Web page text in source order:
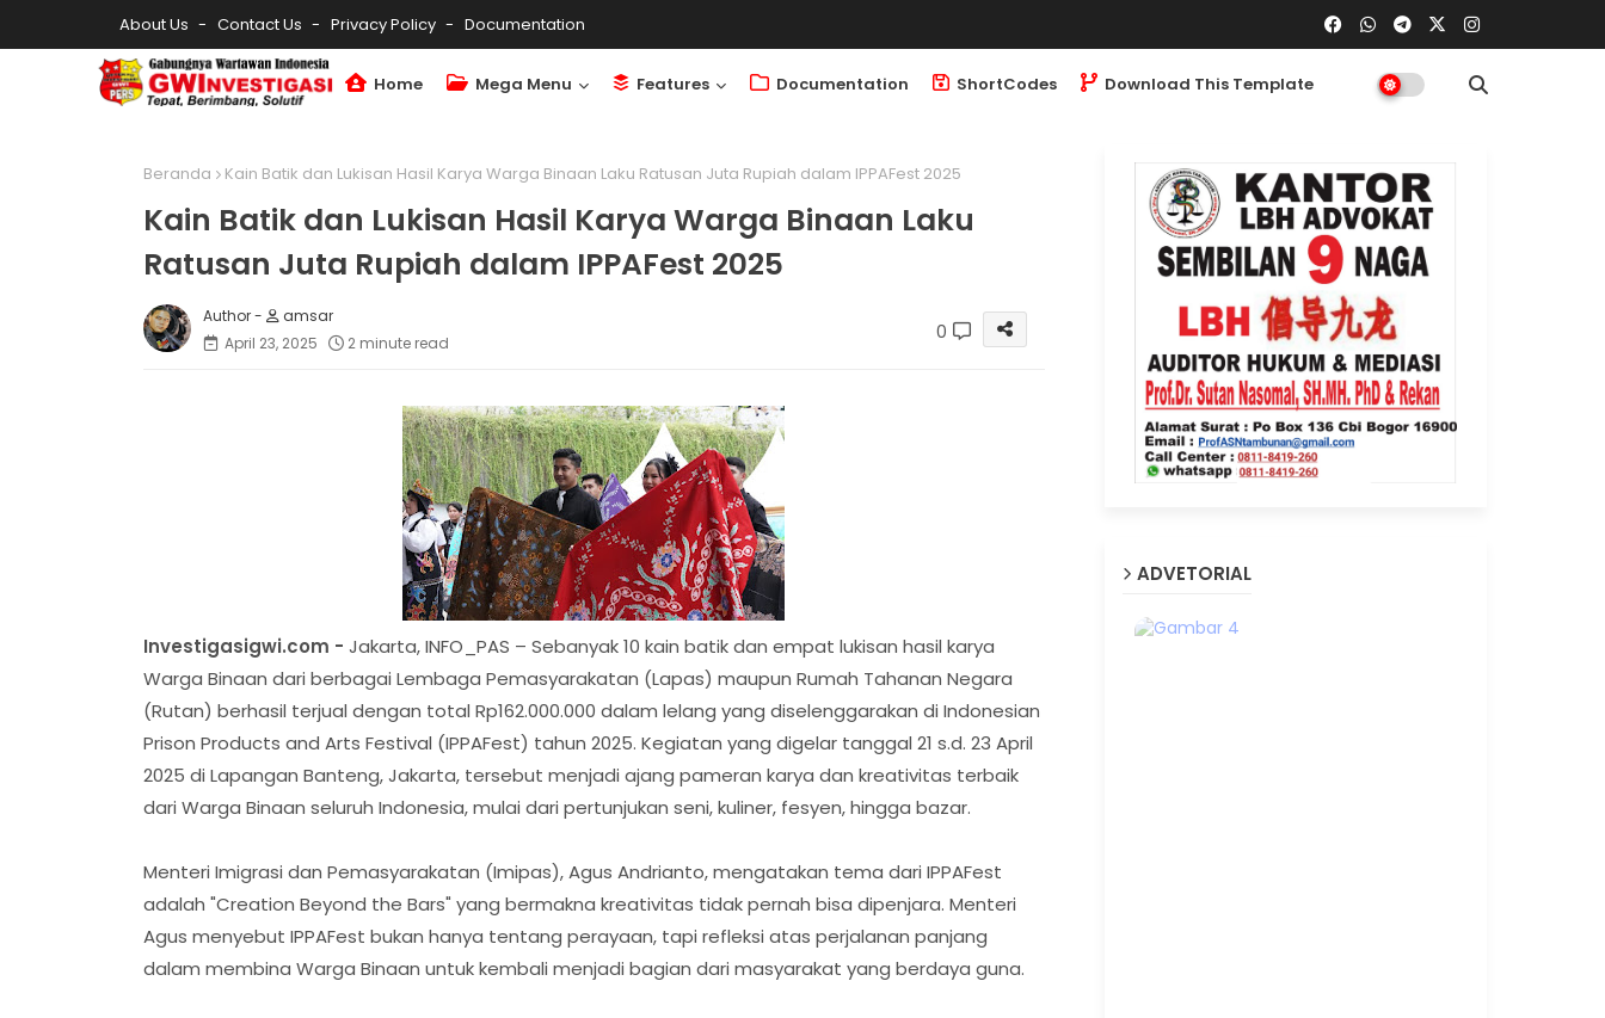
About Us Contact Us Privacy Policy Documentation
Home Mega Menu Features Documentation ShortCodes Download This Template
Beranda Kain Batik dan Lukisan Hasil Karya Warga Binaan Laku Ratusan Juta Rupiah dalam IPPAFest 2025
Kain Batik dan Lukisan Hasil Karya Warga Binaan Laku
Ratusan Juta Rupiah dalam IPPAFest 2025
amsar
April 23, 2025
2 minute read 0
Investigasigwi.com - Jakarta, INFO_PAS – Sebanyak 10 kain batik dan empat lukisan hasil karya
Warga Binaan dari berbagai Lembaga Pemasyarakatan (Lapas) maupun Rumah Tahanan Negara
(Rutan) berhasil terjual dengan total Rp162.000.000 dalam lelang yang diselenggarakan di Indonesian
Prison Products and Arts Festival (IPPAFest) tahun 2025. Kegiatan yang digelar tanggal 21 s.d. 23 April
2025 di Lapangan Banteng, Jakarta, tersebut menjadi ajang pameran karya dan kreativitas terbaik
dari Warga Binaan seluruh Indonesia, mulai dari pertunjukan seni, kuliner, fesyen, hingga bazar.
Menteri Imigrasi dan Pemasyarakatan (Imipas), Agus Andrianto, mengatakan tema dari IPPAFest
adalah "Creation Beyond the Bars" yang bermakna kreativitas tidak pernah bisa dipenjara. Menteri
Agus menyebut IPPAFest bukan hanya tentang perayaan, tapi refleksi atas perjalanan panjang
dalam membina Warga Binaan untuk kembali menjadi bagian dari masyarakat yang berdaya guna.
ADVETORIAL